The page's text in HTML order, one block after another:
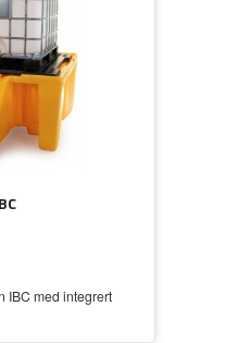
IBC med integrert